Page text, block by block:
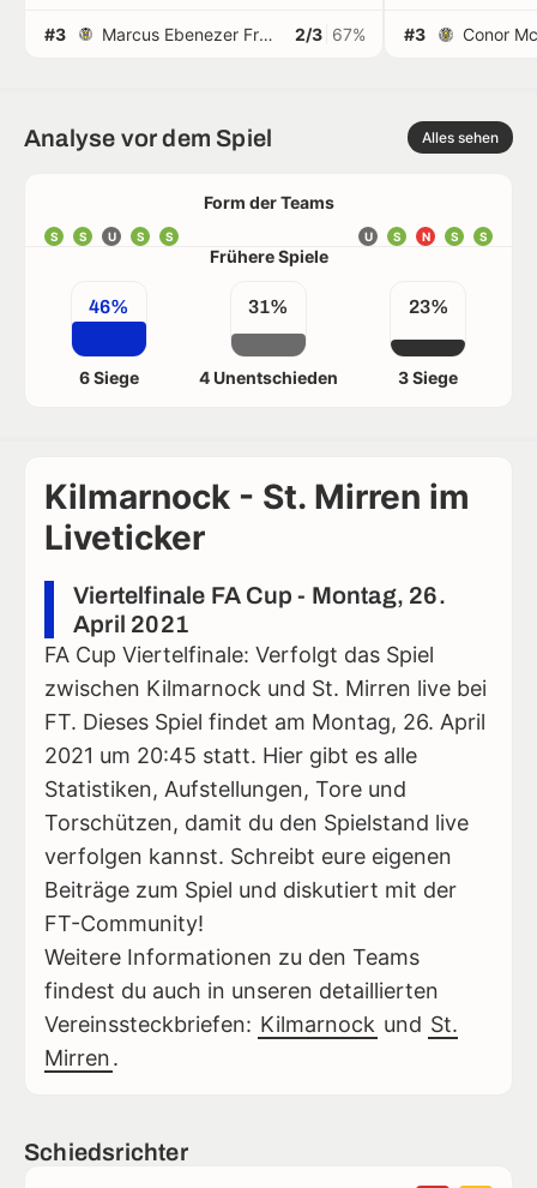
#3 Marcus Ebenezer Fraser 2/3 67% #3 Conor
Analyse vor dem Spiel Alles sehen
Form der Teams
S S U S S S
S
N
S
U
Frühere Spiele
46%
6 Siege
31%
4 Unentschieden
23%
3 Siege
Kilmarnock - St. Mirren im
Liveticker
Viertelfinale FA Cup - Montag, 26.
April 2021
FA Cup Viertelfinale: Verfolgt das Spiel
zwischen Kilmarnock und St. Mirren live bei
FT. Dieses Spiel findet am Montag, 26. April
2021 um 20:45 statt. Hier gibt es alle
Statistiken, Aufstellungen, Tore und
Torschützen, damit du den Spielstand live
verfolgen kannst. Schreibt eure eigenen
Beiträge zum Spiel und diskutiert mit der
FT-Community!
Weitere Informationen zu den Teams
findest du auch in unseren detaillierten
Vereinssteckbriefen: Kilmarnock und St.
Mirren.
Schiedsrichter